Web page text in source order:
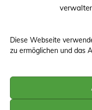
Diese Webseite
zu ermöglichen und das
©web-base.org